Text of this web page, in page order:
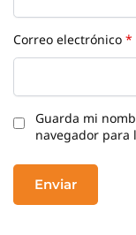
Correo electrónico*
Guarda mi
navegador para